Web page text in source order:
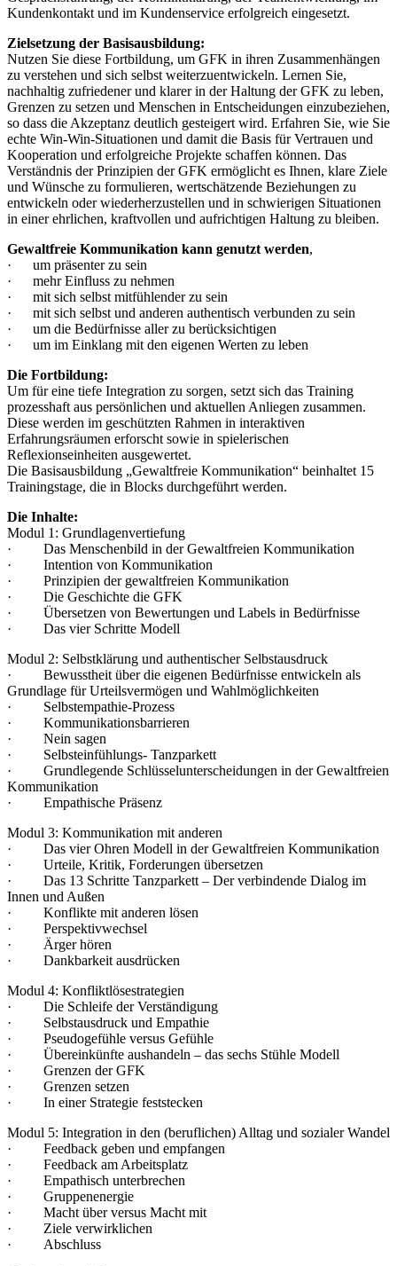
Kundenkontakt und im Kundenservice erfolgreich eingesetzt.
Zielsetzung der Basisausbildung:
Nutzen Sie diese Fortbildung, um GFK in ihren Zusammenhängen
zu verstehen und sich selbst weiterzuentwickeln. Lernen Sie,
nachhaltig zufriedener und klarer in der Haltung der GFK zu leben,
Grenzen zu setzen und Menschen in Entscheidungen einzubeziehen,
so dass die Akzeptanz deutlich gesteigert wird. Erfahren Sie, wie Sie
echte Win-Win-Situationen und damit die Basis für Vertrauen und
Kooperation und erfolgreiche Projekte schaffen können. Das
Verständnis der Prinzipien der GFK ermöglicht es Ihnen, klare Ziele
und Wünsche zu formulieren, wertschätzende Beziehungen zu
entwickeln oder wiederherzustellen und in schwierigen Situationen
in einer ehrlichen, kraftvollen und aufrichtigen Haltung zu bleiben.
Gewaltfreie Kommunikation kann genutzt werden,
· um präsenter zu sein
· mehr Einfluss zu nehmen
· mit sich selbst mitfühlender zu sein
· mit sich selbst und anderen authentisch verbunden zu sein
· um die Bedürfnisse aller zu berücksichtigen
· um im Einklang mit den eigenen Werten zu leben
Die Fortbildung:
Um für eine tiefe Integration zu sorgen, setzt sich das Training
prozesshaft aus persönlichen und aktuellen Anliegen zusammen.
Diese werden im geschützten Rahmen in interaktiven
Erfahrungsräumen erforscht sowie in spielerischen
Reflexionseinheiten ausgewertet.
Die Basisausbildung „Gewaltfreie Kommunikation“ beinhaltet 15
Trainingstage, die in Blocks durchgeführt werden.
Die Inhalte:
Modul 1: Grundlagenvertiefung
· Das Menschenbild in der Gewaltfreien Kommunikation
· Intention von Kommunikation
· Prinzipien der gewaltfreien Kommunikation
· Die Geschichte die GFK
· Übersetzen von Bewertungen und Labels in Bedürfnisse
· Das vier Schritte Modell
Modul 2: Selbstklärung und authentischer Selbstausdruck
· Bewusstheit über die eigenen Bedürfnisse entwickeln als
Grundlage für Urteilsvermögen und Wahlmöglichkeiten
· Selbstempathie-Prozess
· Kommunikationsbarrieren
· Nein sagen
· Selbsteinfühlungs- Tanzparkett
· Grundlegende Schlüsselunterscheidungen in der Gewaltfreien
Kommunikation
· Empathische Präsenz
Modul 3: Kommunikation mit anderen
· Das vier Ohren Modell in der Gewaltfreien Kommunikation
· Urteile, Kritik, Forderungen übersetzen
· Das 13 Schritte Tanzparkett – Der verbindende Dialog im
Innen und Außen
· Konflikte mit anderen lösen
· Perspektivwechsel
· Ärger hören
· Dankbarkeit ausdrücken
Modul 4: Konfliktlösestrategien
· Die Schleife der Verständigung
· Selbstausdruck und Empathie
· Pseudogefühle versus Gefühle
· Übereinkünfte aushandeln – das sechs Stühle Modell
· Grenzen der GFK
· Grenzen setzen
· In einer Strategie feststecken
Modul 5: Integration in den (beruflichen) Alltag und sozialer Wandel
· Feedback geben und empfangen
· Feedback am Arbeitsplatz
· Empathisch unterbrechen
· Gruppenenergie
· Macht über versus Macht mit
· Ziele verwirklichen
· Abschluss